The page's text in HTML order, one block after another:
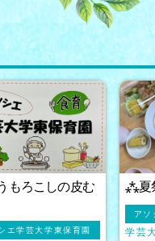
もろこしの皮む
エ学芸大学東保育園
⁂夏
アソ
学芸